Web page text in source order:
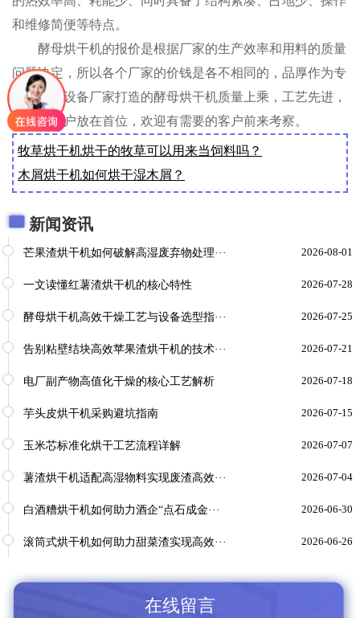
和维修简便等特点。
酵母烘干机的报价是根据厂家的生产效率和用料的质量
问题决定，所以各个厂家的价钱是各不相同的，品厚作为专
业的烘干设备厂家打造的酵母烘干机质量上乘，工艺先进，
始终把客户放在首位，欢迎有需要的客户前来考察。
牧草烘干机烘干的牧草可以用来当饲料吗？
木屑烘干机如何烘干湿木屑？
新闻资讯
芒果渣烘干机如何破解高湿废弃物处理··· 2026-08-01
一文读懂红薯渣烘干机的核心特性 2026-07-28
酵母烘干机高效干燥工艺与设备选型指··· 2026-07-25
告别粘壁结块高效苹果渣烘干机的技术··· 2026-07-21
电厂副产物高值化干燥的核心工艺解析 2026-07-18
芋头皮烘干机采购避坑指南 2026-07-15
玉米芯标准化烘干工艺流程详解 2026-07-07
薯渣烘干机适配高湿物料实现废渣高效··· 2026-07-04
白酒糟烘干机如何助力酒企“点石成金··· 2026-06-30
滚筒式烘干机如何助力甜菜渣实现高效··· 2026-06-26
在线留言